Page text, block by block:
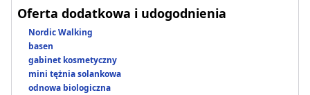
Oferta dodatkowa i udogodnienia
Nordic Walking
basen
gabinet kosmetyczny
mini tężnia solankowa
odnowa biologiczna